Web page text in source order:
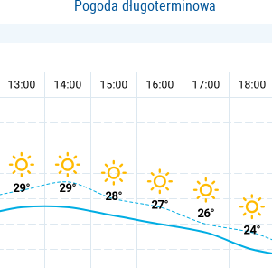
Pogoda długoterminowa